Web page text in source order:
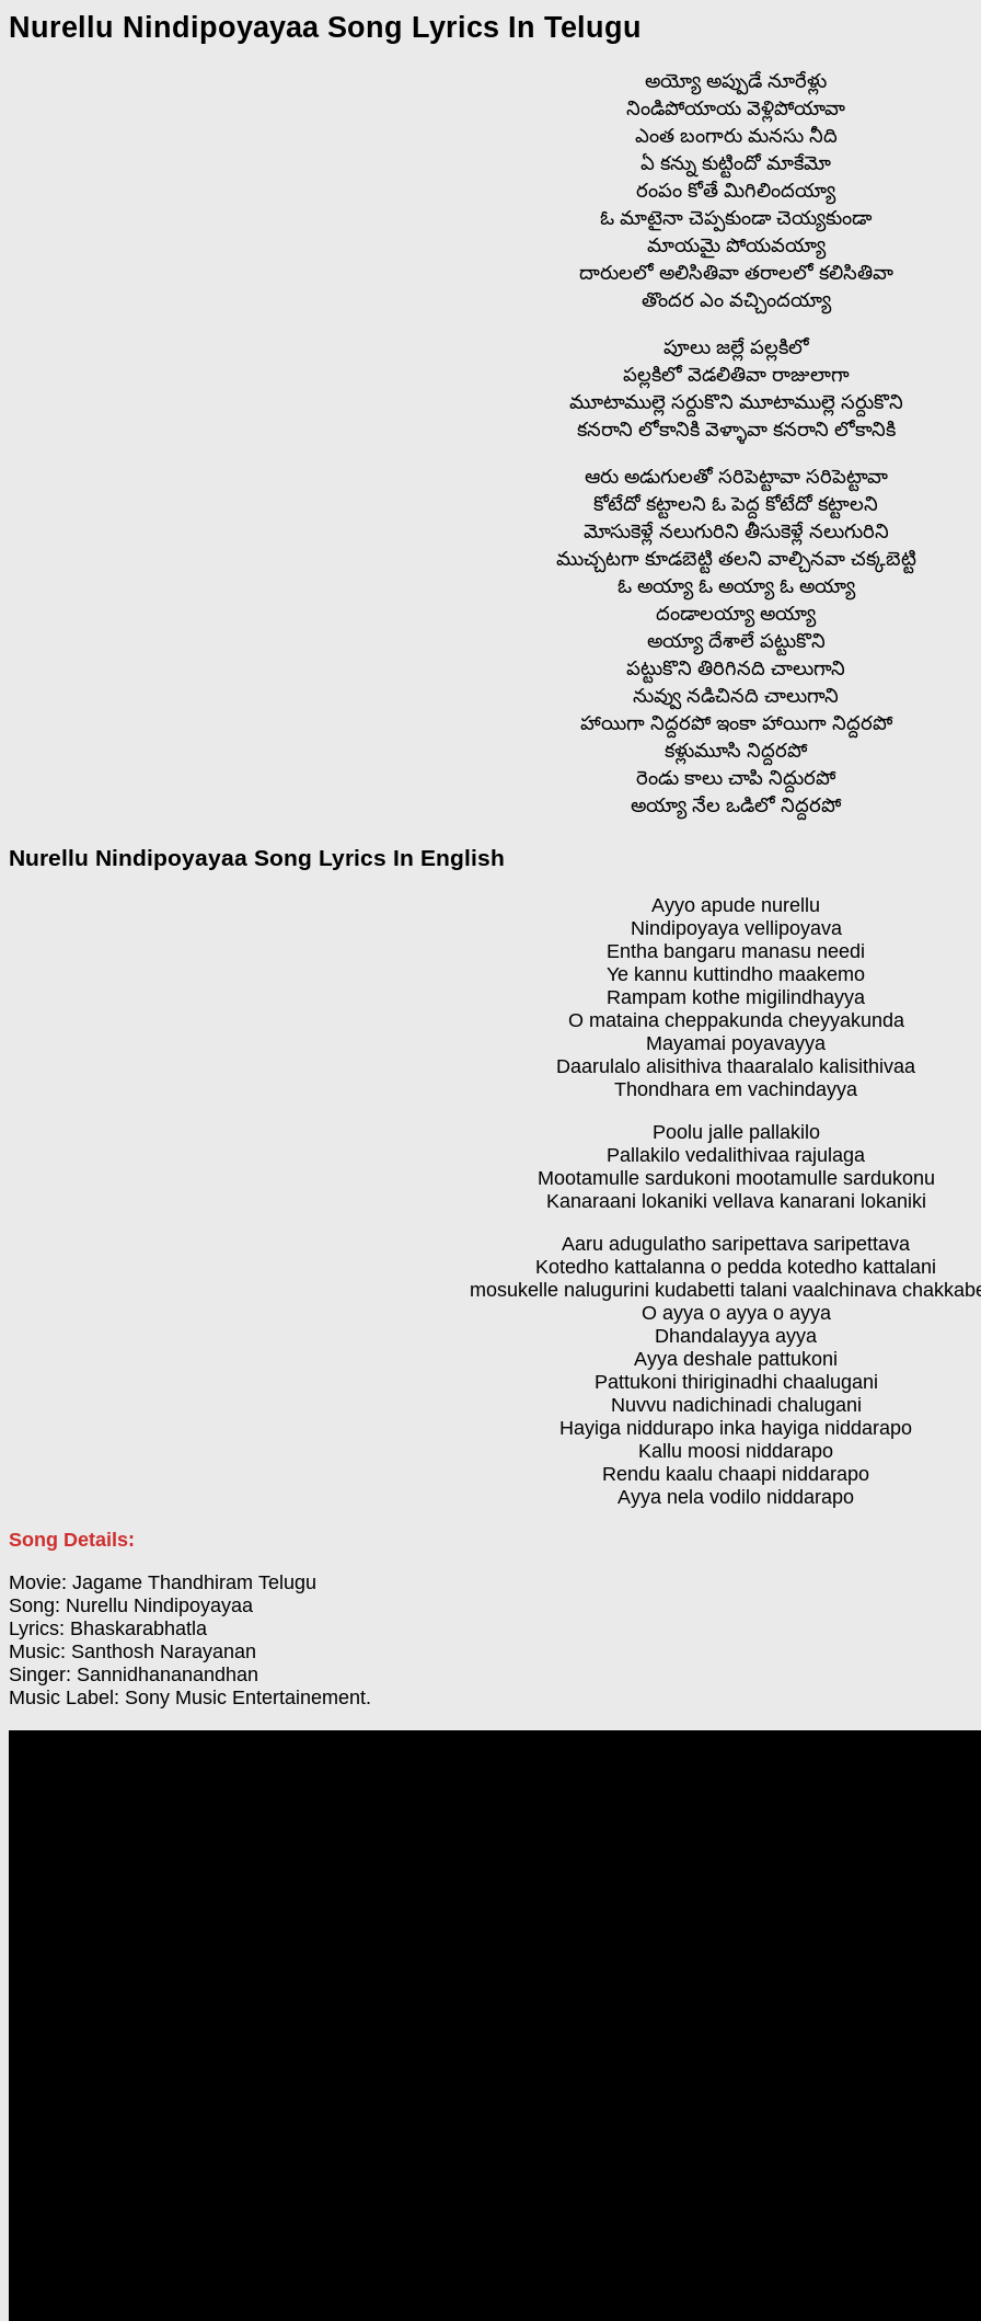
Nurellu Nindipoyayaa Song Lyrics In Telugu
అయ్యో అప్పుడే నూరేళ్లు
నిండిపోయాయ వెళ్లిపోయావా
ఎంత బంగారు మనసు నీది
ఏ కన్ను కుట్టిందో మాకేమో
రంపం కోతే మిగిలిందయ్యా
ఓ మాటైనా చెప్పకుండా చెయ్యకుండా
మాయమై పోయవయ్యా
దారులలో అలిసితివా తరాలలో కలిసితివా
తొందర ఎం వచ్చిందయ్యా
పూలు జల్లే పల్లకిలో
పల్లకిలో వెడలితివా రాజులాగా
మూటాముల్లె సర్దుకొని మూటాముల్లె సర్దుకొని
కనరాని లోకానికి వెళ్ళావా కనరాని లోకానికి
ఆరు అడుగులతో సరిపెట్టావా సరిపెట్టావా
కోటేదో కట్టాలని ఓ పెద్ద కోటేదో కట్టాలని
మోసుకెళ్లే నలుగురిని తీసుకెళ్లే నలుగురిని
ముచ్చటగా కూడబెట్టి తలని వాల్చినవా చక్కబెట్టి
ఓ అయ్యా ఓ అయ్యా ఓ అయ్యా
దండాలయ్యా అయ్యా
అయ్యా దేశాలే పట్టుకొని
పట్టుకొని తిరిగినది చాలుగాని
నువ్వు నడిచినది చాలుగాని
హాయిగా నిద్దరపో ఇంకా హాయిగా నిద్దరపో
కళ్లుమూసి నిద్దరపో
రెండు కాలు చాపి నిద్దురపో
అయ్యా నేల ఒడిలో నిద్దరపో
Nurellu Nindipoyayaa Song Lyrics In English
Ayyo apude nurellu
Nindipoyaya vellipoyava
Entha bangaru manasu needi
Ye kannu kuttindho maakemo
Rampam kothe migilindhayya
O mataina cheppakunda cheyyakunda
Mayamai poyavayya
Daarulalo alisithiva thaaralalo kalisithivaa
Thondhara em vachindayya
Poolu jalle pallakilo
Pallakilo vedalithivaa rajulaga
Mootamulle sardukoni mootamulle sardukonu
Kanaraani lokaniki vellava kanarani lokaniki
Aaru adugulatho saripettava saripettava
Kotedho kattalanna o pedda kotedho kattalani
mosukelle nalugurini kudabetti talani vaalchinava
O ayya o ayya o ayya
Dhandalayya ayya
Ayya deshale pattukoni
Pattukoni thiriginadhi chaalugani
Nuvvu nadichinadi chalugani
Hayiga niddurapo inka hayiga niddarapo
Kallu moosi niddarapo
Rendu kaalu chaapi niddarapo
Ayya nela vodilo niddarapo
Song Details:
Movie: Jagame Thandhiram Telugu
Song: Nurellu Nindipoyayaa
Lyrics: Bhaskarabhatla
Music: Santhosh Narayanan
Singer: Sannidhananandhan
Music Label: Sony Music Entertainement.